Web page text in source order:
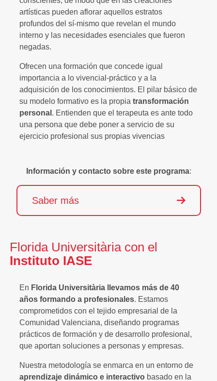
artísticas pueden aflorar aquellos estratos
profundos del sí-mismo que revelan el mundo
interno y las necesidades esenciales que fueron
negadas.
Ofrecen una formación que concede igual
importancia a lo vivencial-práctico y a la
adquisición de los conocimientos. El pilar básico de
su modelo formativo es la propia transformación
personal . Entienden que el terapeuta es ante todo
una persona que debe poner a servicio de su
ejercicio profesional sus propias vivencias
Información y contacto sobre este programa:
Saber más
Florida Universitària con el
Instituto IASE
En Florida Universitària llevamos más de 40
años formando a profesionales. Estamos
comprometidos con el tejido empresarial de la
Comunidad Valenciana, diseñando programas
prácticos de formación y de desarrollo profesional,
que aportan soluciones a personas y empresas.
Nuestra metodología se enmarca en un entorno de
aprendizaje dinámico e interactivo basado en la